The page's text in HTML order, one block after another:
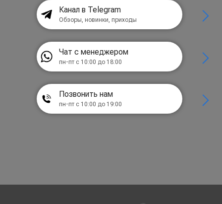
Канал в Telegram
Обзоры, новинки, приходы
Чат с менеджером
пн-пт с 10:00 до 18:00
Позвонить нам
пн-пт с 10:00 до 19:00